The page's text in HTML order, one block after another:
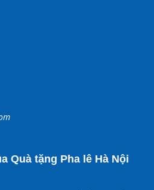
Quà tặng Pha lê Hà Nội